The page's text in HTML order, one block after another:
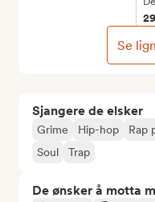
Sjangere de elsker
Grime Hip-hop Rap
Soul
Trap
De ønsker å motta
Se